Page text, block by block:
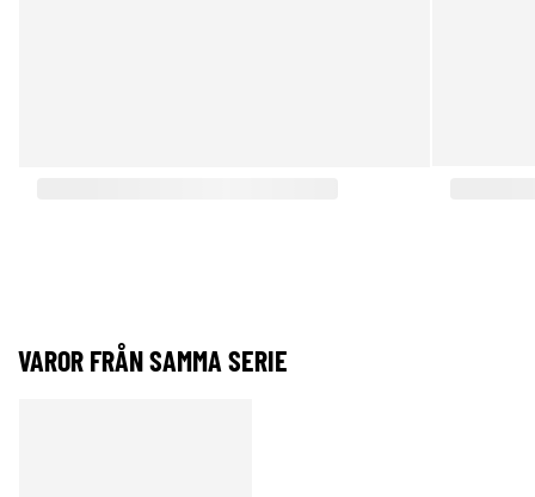
VAROR FRÅN SAMMA SERIE